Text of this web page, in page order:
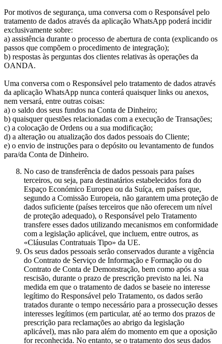
Por motivos de segurança, uma conversa com o Responsável pelo
tratamento de dados através da aplicação WhatsApp poderá incidir
exclusivamente sobre:
a) assistência durante o processo de abertura de conta (explicando os
passos que compõem o procedimento de integração);
b) respostas às perguntas dos clientes relativas às operações da
OANDA.
Uma conversa com o Responsável pelo tratamento de dados através
da aplicação WhatsApp nunca conterá quaisquer links ou anexos,
nem versará, entre outras coisas:
a) o saldo dos seus fundos na Conta de Dinheiro;
b) quaisquer questões relacionadas com a execução de Transações;
c) a colocação de Ordens ou a sua modificação;
d) a alteração ou atualização dos dados pessoais do Cliente;
e) o envio de instruções para o depósito ou levantamento de fundos
para/da Conta de Dinheiro.
No caso de transferência de dados pessoais para países
terceiros, ou seja, para destinatários estabelecidos fora do
Espaço Económico Europeu ou da Suíça, em países que,
segundo a Comissão Europeia, não garantem uma proteção de
dados suficiente (países terceiros que não oferecem um nível
de proteção adequado), o Responsável pelo Tratamento
transfere esses dados utilizando mecanismos em conformidade
com a legislação aplicável, que incluem, entre outros, as
«Cláusulas Contratuais Tipo» da UE.
Os seus dados pessoais serão conservados durante a vigência
do Contrato de Serviço de Informação e Formação ou do
Contrato de Conta de Demonstração, bem como após a sua
rescisão, durante o prazo de prescrição previsto na lei. Na
medida em que o tratamento de dados se baseie no interesse
legítimo do Responsável pelo Tratamento, os dados serão
tratados durante o tempo necessário para a prossecução desses
interesses legítimos (em particular, até ao termo dos prazos de
prescrição para reclamações ao abrigo da legislação
aplicável), mas não para além do momento em que a oposição
for reconhecida. No entanto, se o tratamento dos seus dados